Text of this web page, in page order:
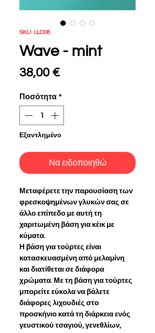
SKU: LLC08
Wave - mint
38,00 €Τιμή
Ποσότητα *
Εξαντλημένο
Να ειδοποιηθώ
Μεταφέρετε την παρουσίαση των
φρεσκοψημένων γλυκών σας σε
άλλο επίπεδο με αυτή τη
χαριτωμένη βάση για κέικ με
κύματα.
Η βάση για τούρτες είναι
κατασκευασμένη από μελαμίνη
και διατίθεται σε διάφορα
χρώματα. Με τη βάση για τούρτες
μπορείτε εύκολα να βάλετε
διάφορες λιχουδιές στο
προσκήνιο κατά τη διάρκεια ενός
γευστικού τσαγιού, γενεθλίων,